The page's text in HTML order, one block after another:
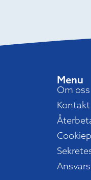
Menu
Om oss
Kontakt